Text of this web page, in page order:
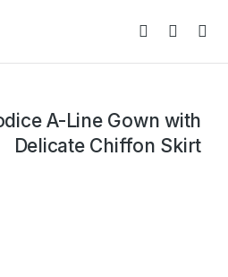
A-Line Gown with
Delicate Chiffon Skirt